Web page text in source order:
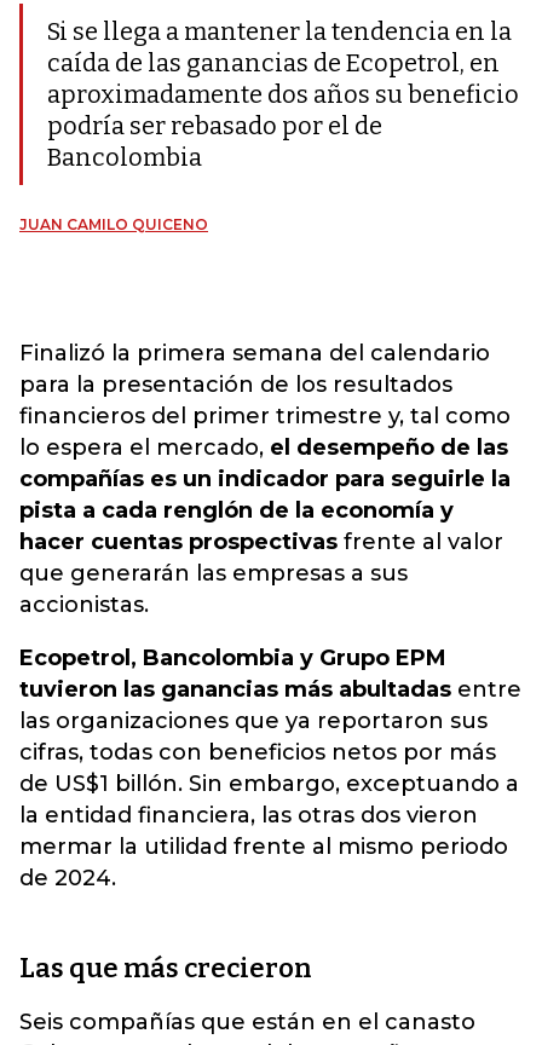
Si se llega a mantener la tendencia en la
caída de las ganancias de Ecopetrol, en
aproximadamente dos años su beneficio
podría ser rebasado por el de
Bancolombia
JUAN CAMILO QUICENO
Finalizó la primera semana del calendario
para la presentación de los resultados
financieros del primer trimestre y, tal como
lo espera el mercado, el desempeño de las
compañías es un indicador para seguirle la
pista a cada renglón de la economía y
hacer cuentas prospectivas frente al valor
que generarán las empresas a sus
accionistas.
Ecopetrol, Bancolombia y Grupo EPM
tuvieron las ganancias más abultadas entre
las organizaciones que ya reportaron sus
cifras, todas con beneficios netos por más
de US$1 billón. Sin embargo, exceptuando a
la entidad financiera, las otras dos vieron
mermar la utilidad frente al mismo periodo
de 2024.
Las que más crecieron
Seis compañías que están en el canasto